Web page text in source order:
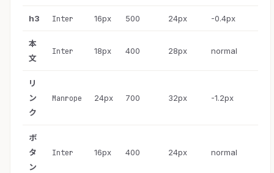
h3 Inter 16px 500 24px -0.4px
本
文
Inter 18px 400 28px normal
リ
ン
ク
Manrope 24px 700 32px -1.2px
ボ
タ
ン
Inter 16px 400 24px normal